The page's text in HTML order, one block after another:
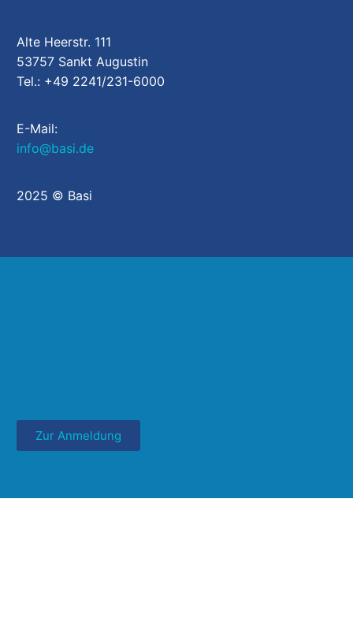
Alte Heerstr. 111
53757 Sankt Augustin
Tel.: +49 2241/231-6000
E-Mail:
info@basi.de
2025 © Basi
Zur Anmeldung